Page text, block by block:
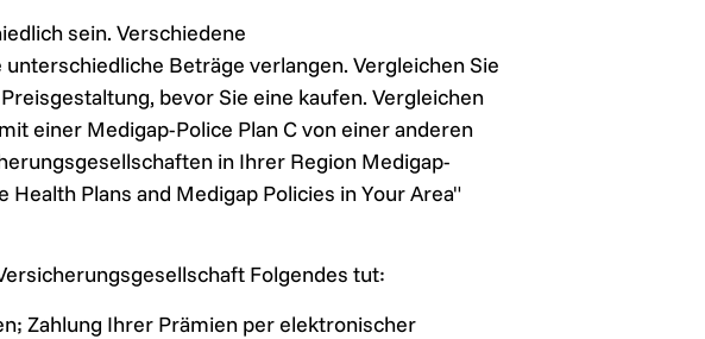
sein. Verschiedene
Beträge verlangen. Vergleichen Sie
bevor Sie eine kaufen. Vergleichen
einer Medigap-Police Plan C von einer anderen
in Ihrer Region Medigap-
Plans and Medigap Policies in Your Area"
Folgendes tut:
Zahlung Ihrer Prämien per elektronischer